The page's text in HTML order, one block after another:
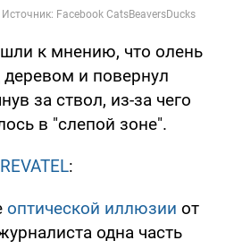
к мнению, что олень
и повернул
за ствол, из-за чего
в "слепой зоне".
:
оптической иллюзии от
одна часть